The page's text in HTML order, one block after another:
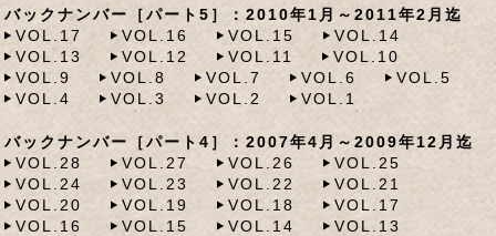
バックナンバー［パート5］：2010年1月～2011年2月迄
VOL.17
VOL.16 VOL.15
VOL.14
VOL.13
VOL.12 VOL.11
VOL.10
VOL.9
VOL.8 VOL.7 VOL.6
VOL.5
VOL.4
VOL.3 VOL.2 VOL.1
バックナンバー［パート4］：2007年4月～2009年12月迄
VOL.28
VOL.27 VOL.26
VOL.25
VOL.24
VOL.23 VOL.22
VOL.21
VOL.20
VOL.19 VOL.18
VOL.17
VOL.16
VOL.15 VOL.14
VOL.13